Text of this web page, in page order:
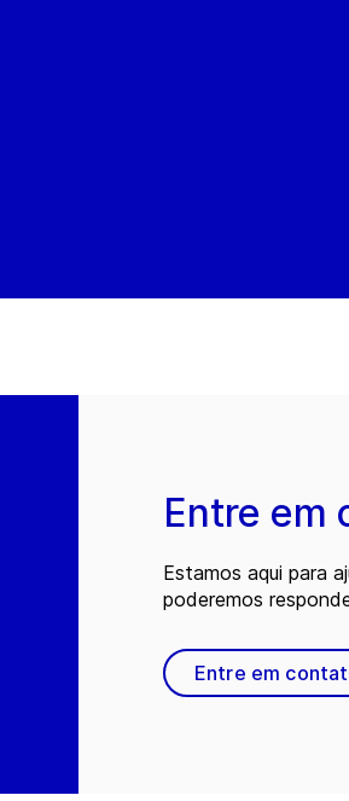
Entre em
Estamos aqui para
poderemos
Entre em